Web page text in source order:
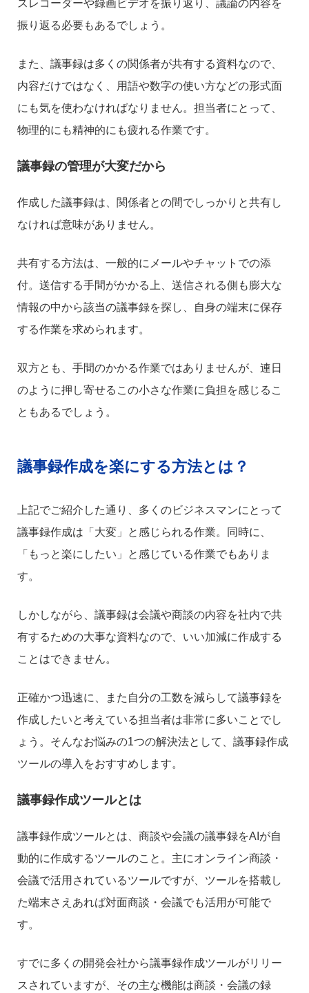
スレコーダーや録画ビデオを振り返り、議論の内容を
振り返る必要もあるでしょう。
また、議事録は多くの関係者が共有する資料なので、
内容だけではなく、用語や数字の使い方などの形式面
にも気を使わなければなりません。担当者にとって、
物理的にも精神的にも疲れる作業です。
議事録の管理が大変だから
作成した議事録は、関係者との間でしっかりと共有し
なければ意味がありません。
共有する方法は、一般的にメールやチャットでの添
付。送信する手間がかかる上、送信される側も膨大な
情報の中から該当の議事録を探し、自身の端末に保存
する作業を求められます。
双方とも、手間のかかる作業ではありませんが、連日
のように押し寄せるこの小さな作業に負担を感じるこ
ともあるでしょう。
議事録作成を楽にする方法とは？
上記でご紹介した通り、多くのビジネスマンにとって
議事録作成は「大変」と感じられる作業。同時に、
「もっと楽にしたい」と感じている作業でもありま
す。
しかしながら、議事録は会議や商談の内容を社内で共
有するための大事な資料なので、いい加減に作成する
ことはできません。
正確かつ迅速に、また自分の工数を減らして議事録を
作成したいと考えている担当者は非常に多いことでし
ょう。そんなお悩みの1つの解決法として、議事録作成
ツールの導入をおすすめします。
議事録作成ツールとは
議事録作成ツールとは、商談や会議の議事録をAIが自
動的に作成するツールのこと。主にオンライン商談・
会議で活用されているツールですが、ツールを搭載し
た端末さえあれば対面商談・会議でも活用が可能で
す。
すでに多くの開発会社から議事録作成ツールがリリー
スされていますが、その主な機能は商談・会議の録